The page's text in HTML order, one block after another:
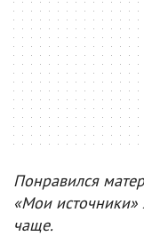
Понравился
«Мои источники»
чаще.